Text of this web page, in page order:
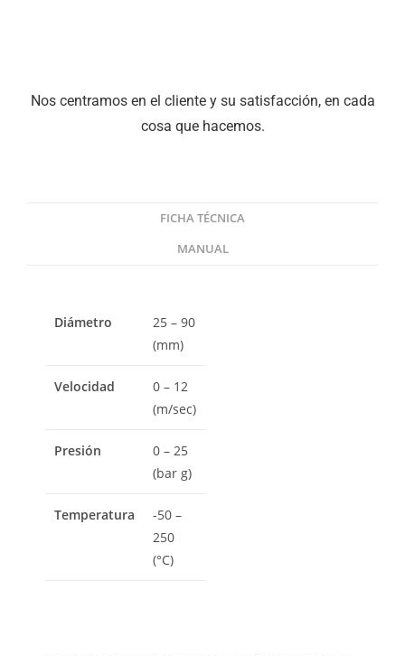
Nos centramos en el cliente y su satisfacción, en cada
cosa que hacemos.
FICHA TÉCNICA
MANUAL
Diámetro
25 – 90
(mm)
Velocidad
0 – 12
(m/sec)
Presión
0 – 25
(bar g)
Temperatura
-50 –
250
(°C)